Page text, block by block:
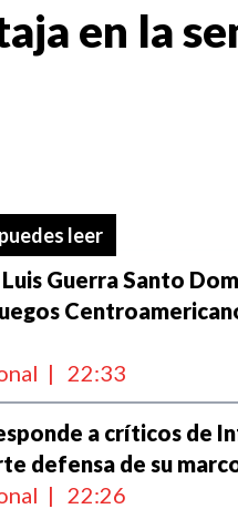
en la
leer
Luis Guerra Santo
| 22:33
a críticos de
defensa de su
| 22:26